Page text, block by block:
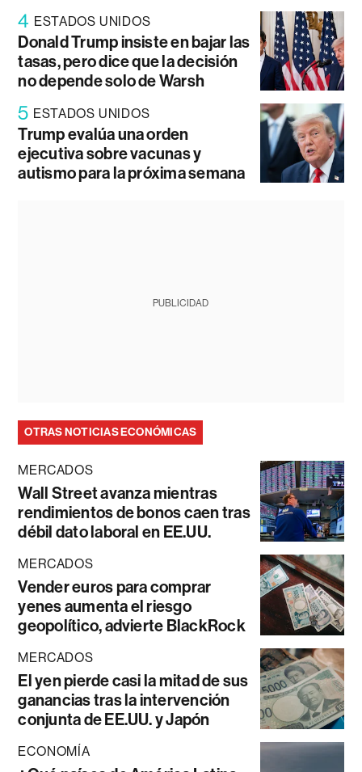
4 ESTADOS UNIDOS
Donald Trump insiste en bajar las
tasas, pero dice que la decisión
no depende solo de Warsh
5 ESTADOS UNIDOS
Trump evalúa una orden
ejecutiva sobre vacunas y
autismo para la próxima semana
PUBLICIDAD
OTRAS NOTICIAS ECONÓMICAS
MERCADOS
Wall Street avanza mientras
rendimientos de bonos caen tras
débil dato laboral en EE.UU.
MERCADOS
Vender euros para comprar
yenes aumenta el riesgo
geopolítico, advierte BlackRock
MERCADOS
El yen pierde casi la mitad de sus
ganancias tras la intervención
conjunta de EE.UU. y Japón
ECONOMÍA